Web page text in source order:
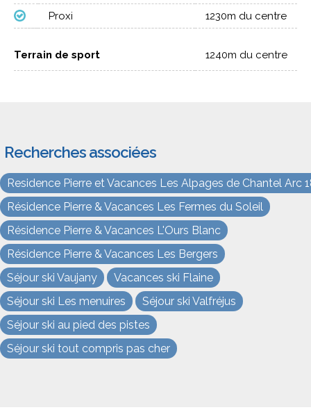
Proxi
1230m du centre
Terrain de sport 1240m du centre
Recherches associées
Residence Pierre et Vacances Les Alpages de Chantel Arc
Résidence Pierre & Vacances Les Fermes du Soleil
Résidence Pierre & Vacances L'Ours Blanc
Résidence Pierre & Vacances Les Bergers
Séjour ski Vaujany
Vacances ski Flaine
Séjour ski Les menuires
Séjour ski Valfréjus
Séjour ski au pied des pistes
Séjour ski tout compris pas cher